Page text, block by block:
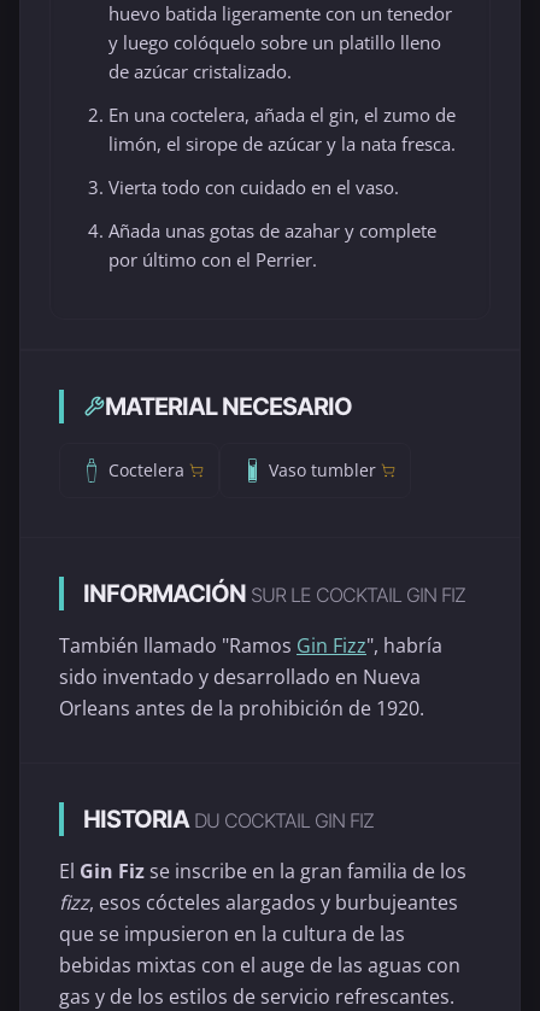
huevo batida ligeramente con un tenedor
y luego colóquelo sobre un platillo lleno
de azúcar cristalizado.
En una coctelera, añada el gin, el zumo de
limón, el sirope de azúcar y la nata fresca.
Vierta todo con cuidado en el vaso.
Añada unas gotas de azahar y complete
por último con el Perrier.
MATERIAL NECESARIO
Coctelera Vaso tumbler
INFORMACIÓN SUR LE COCKTAIL GIN FIZ
También llamado "Ramos Gin Fizz", habría
sido inventado y desarrollado en Nueva
Orleans antes de la prohibición de 1920.
HISTORIA DU COCKTAIL GIN FIZ
El Gin Fiz se inscribe en la gran familia de los
fizz, esos cócteles alargados y burbujeantes
que se impusieron en la cultura de las
bebidas mixtas con el auge de las aguas con
gas y de los estilos de servicio refrescantes.